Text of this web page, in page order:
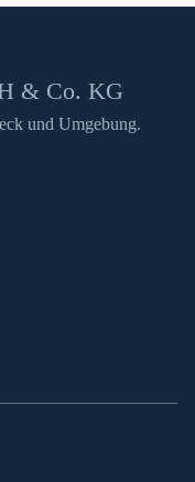
& Co. KG
und Umgebung.